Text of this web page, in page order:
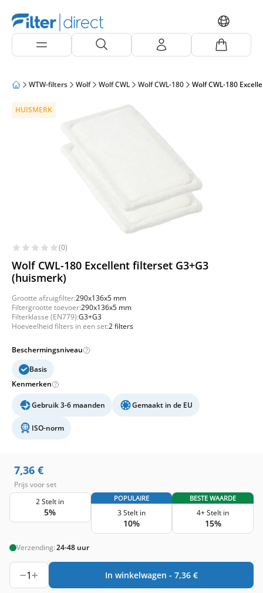
WTW-filters Wolf Wolf CWL Wolf CWL-180 Wolf CWL-180
HUISMERK
(0)
Wolf CWL-180 Excellent filterset G3+G3
(huismerk)
Grootte afzuigfilter:290x136x5 mm
Filtergrootte toevoer:290x136x5 mm
Filterklasse (EN779):G3+G3
Hoeveelheid filters in een set:2 filters
Beschermingsniveau
Basis
Kenmerken
Gebruik 3-6 maanden Gemaakt in de EU
ISO-norm
7,36 €
Prijs voor set
2 Stelt in
5%
POPULAIRE
3 Stelt in
10%
BESTE WAARDE
4+ Stelt in
15%
Verzending:24-48 uur
1 In winkelwagen - 7,36 €